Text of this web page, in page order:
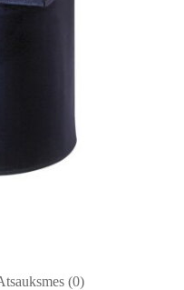
(0)